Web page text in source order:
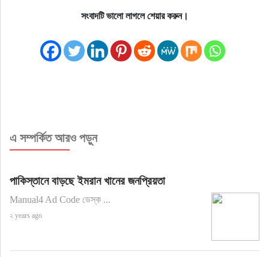
সংবাদটি ভালো লাগলে শেয়ার করুন।
এ সম্পর্কিত আরও পড়ুন
পাকিস্তানে বাড়ছে ইমরান খানের জনপ্রিয়তা
Manual4 Ad Code ডেস্ক ...
২ years ago